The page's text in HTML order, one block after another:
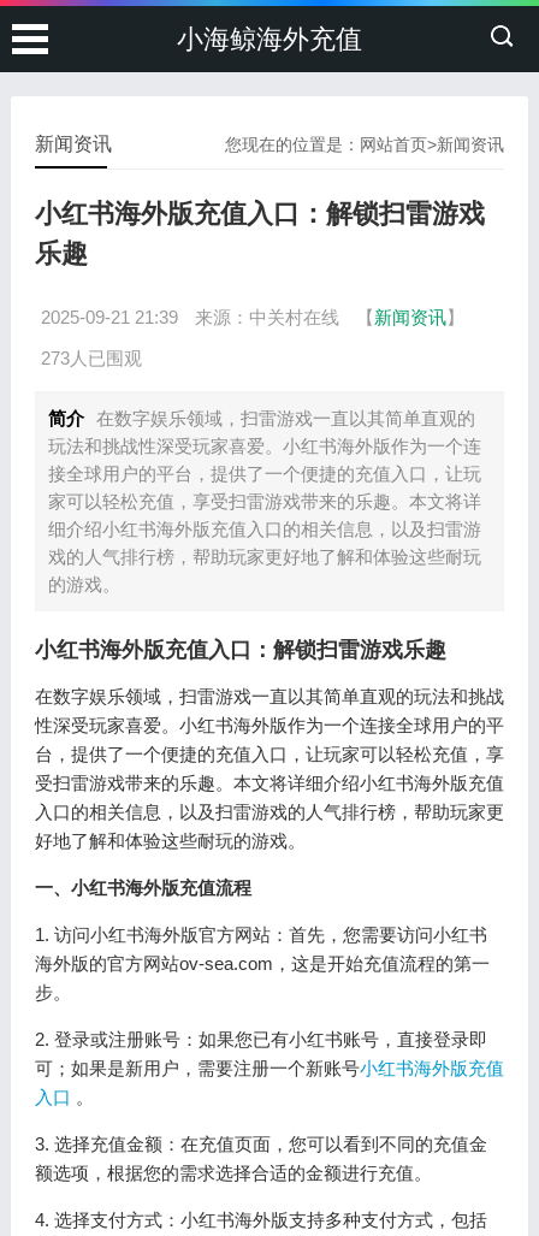
小海鲸海外充值
您现在的位置是： 网站首页>新闻资讯
新闻资讯
小红书海外版充值入口：解锁扫雷游戏
乐趣
2025-09-21 21:39 来源：中关村在线 【新闻资讯】
273人已围观
简介 在数字娱乐领域，扫雷游戏一直以其简单直观的
玩法和挑战性深受玩家喜爱。小红书海外版作为一个连
接全球用户的平台，提供了一个便捷的充值入口，让玩
家可以轻松充值，享受扫雷游戏带来的乐趣。本文将详
细介绍小红书海外版充值入口的相关信息，以及扫雷游
戏的人气排行榜，帮助玩家更好地了解和体验这些耐玩
的游戏。
小红书海外版充值入口：解锁扫雷游戏乐趣
在数字娱乐领域，扫雷游戏一直以其简单直观的玩法和挑战
性深受玩家喜爱。小红书海外版作为一个连接全球用户的平
台，提供了一个便捷的充值入口，让玩家可以轻松充值，享
受扫雷游戏带来的乐趣。本文将详细介绍小红书海外版充值
入口的相关信息，以及扫雷游戏的人气排行榜，帮助玩家更
好地了解和体验这些耐玩的游戏。
一、小红书海外版充值流程
1. 访问小红书海外版官方网站：首先，您需要访问小红书
海外版的官方网站ov-sea.com，这是开始充值流程的第一
步。
2. 登录或注册账号：如果您已有小红书账号，直接登录即
可；如果是新用户，需要注册一个新账号小红书海外版充值
入口 。
3. 选择充值金额：在充值页面，您可以看到不同的充值金
额选项，根据您的需求选择合适的金额进行充值。
4. 选择支付方式：小红书海外版支持多种支付方式，包括